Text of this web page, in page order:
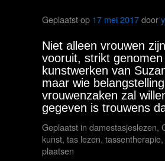
Geplaatst op 17 mei 2017door
Niet alleen vrouwen
vooruit, strikt
kunstwerken van
maar wie
vrouwenzaken zal
gegeven is trouwens
Geplaatst in damestasjeslezen,
kunst, tas lezen, tassentherapie,
plaatsen